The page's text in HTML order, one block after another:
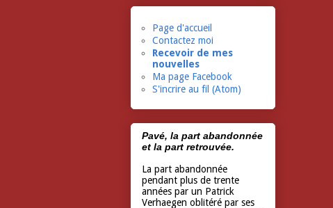
Page d'accueil
Contactez moi
Recevoir de mes
nouvelles
Ma page Facebook
S'incrire au fil (Atom)
Pavé, la part abandonnée
et la part retrouvée.
La part abandonnée
pendant plus de trente
années par un Patrick
Verhaegen oblitéré par ses